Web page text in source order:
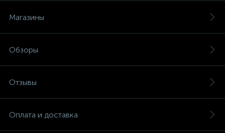
Магазины
Обзоры
Отзывы
Оплата и доставка